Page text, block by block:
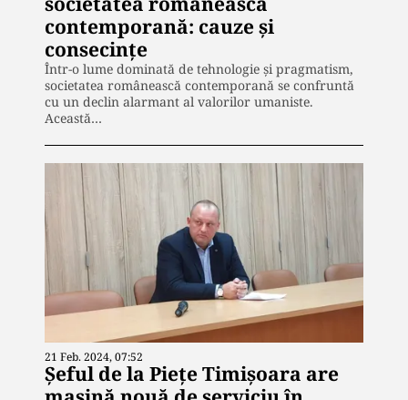
contemporană: cauze și
consecințe
Într-o lume dominată de tehnologie și pragmatism,
societatea românească contemporană se confruntă
cu un declin alarmant al valorilor umaniste.
Această…
21 Feb. 2024, 07:52
Șeful de la Piețe Timișoara are